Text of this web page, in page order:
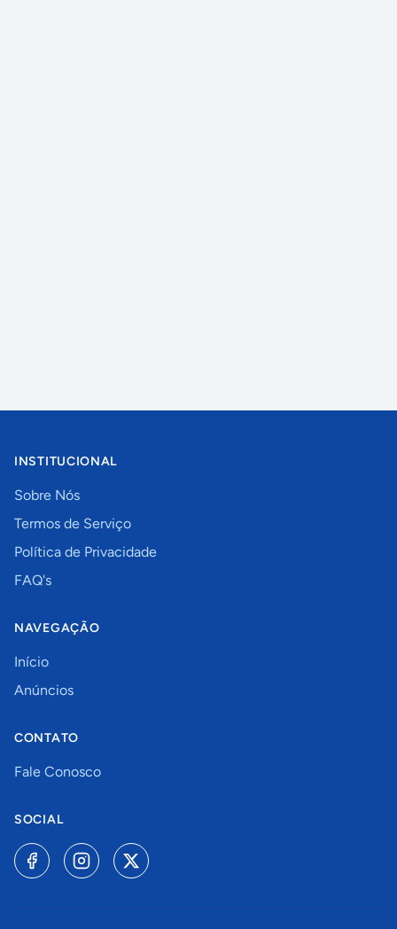
INSTITUCIONAL
Sobre Nós
Termos de Serviço
Política de Privacidade
FAQ's
NAVEGAÇÃO
Início
Anúncios
CONTATO
Fale Conosco
SOCIAL